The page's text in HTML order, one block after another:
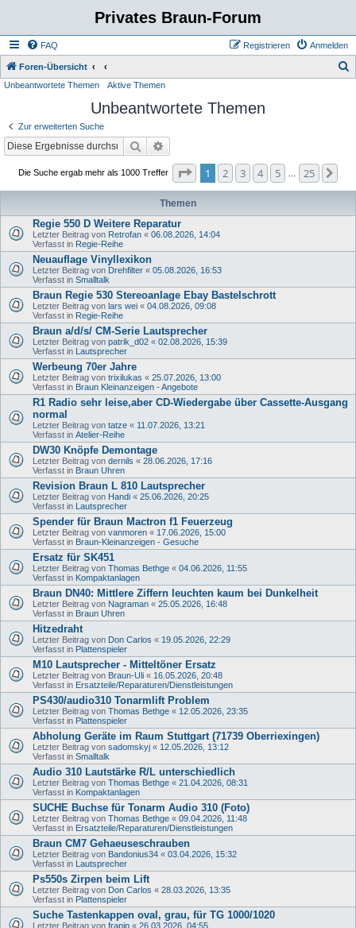
Privates Braun-Forum
FAQ Anmelden
Registrieren
Foren-Übersicht
Unbeantwortete Themen Aktive Themen
Unbeantwortete Themen
Zur erweiterten Suche
Suche
Die Suche ergab mehr als 1000 Treffer Seite von
1 2 3 4 5 25
Themen
Regie 550 D Weitere Reparatur
Letzter Beitrag von Retrofan « 06.08.2026, 14:04
Verfasst in Regie-Reihe
Neuauflage Vinyllexikon
Letzter Beitrag von Drehfilter « 05.08.2026, 16:53
Verfasst in Smalltalk
Braun Regie 530 Stereoanlage Ebay Bastelschrott
Letzter Beitrag von lars wei « 04.08.2026, 09:08
Verfasst in Regie-Reihe
Braun a/d/s/ CM-Serie Lautsprecher
Letzter Beitrag von patrik_d02 « 02.08.2026, 15:39
Verfasst in Lautsprecher
Werbeung 70er Jahre
Letzter Beitrag von trixilukas « 25.07.2026, 13:00
Verfasst in Braun Kleinanzeigen - Angebote
R1 Radio sehr leise,aber CD-Wiedergabe über Cassette-Ausgang
normal
Letzter Beitrag von tatze « 11.07.2026, 13:21
Verfasst in Atelier-Reihe
DW30 Knöpfe Demontage
Letzter Beitrag von dernils « 28.06.2026, 17:16
Verfasst in Braun Uhren
Revision Braun L 810 Lautsprecher
Letzter Beitrag von Handi « 25.06.2026, 20:25
Verfasst in Lautsprecher
Spender für Braun Mactron f1 Feuerzeug
Letzter Beitrag von vanmoren « 17.06.2026, 15:00
Verfasst in Braun-Kleinanzeigen - Gesuche
Ersatz für SK451
Letzter Beitrag von Thomas Bethge « 04.06.2026, 11:55
Verfasst in Kompaktanlagen
Braun DN40: Mittlere Ziffern leuchten kaum bei Dunkelheit
Letzter Beitrag von Nagraman « 25.05.2026, 16:48
Verfasst in Braun Uhren
Hitzedraht
Letzter Beitrag von Don Carlos « 19.05.2026, 22:29
Verfasst in Plattenspieler
M10 Lautsprecher - Mitteltöner Ersatz
Letzter Beitrag von Braun-Uli « 16.05.2026, 20:48
Verfasst in Ersatzteile/Reparaturen/Dienstleistungen
PS430/audio310 Tonarmlift Problem
Letzter Beitrag von Thomas Bethge « 12.05.2026, 23:35
Verfasst in Plattenspieler
Abholung Geräte im Raum Stuttgart (71739 Oberriexingen)
Letzter Beitrag von sadomskyj « 12.05.2026, 13:12
Verfasst in Smalltalk
Audio 310 Lautstärke R/L unterschiedlich
Letzter Beitrag von Thomas Bethge « 21.04.2026, 08:31
Verfasst in Kompaktanlagen
SUCHE Buchse für Tonarm Audio 310 (Foto)
Letzter Beitrag von Thomas Bethge « 09.04.2026, 11:48
Verfasst in Ersatzteile/Reparaturen/Dienstleistungen
Braun CM7 Gehaeuseschrauben
Letzter Beitrag von Bandonius34 « 03.04.2026, 15:32
Verfasst in Lautsprecher
Ps550s Zirpen beim Lift
Letzter Beitrag von Don Carlos « 28.03.2026, 13:35
Verfasst in Plattenspieler
Suche Tastenkappen oval, grau, für TG 1000/1020
Letzter Beitrag von frapip « 26.03.2026, 04:55